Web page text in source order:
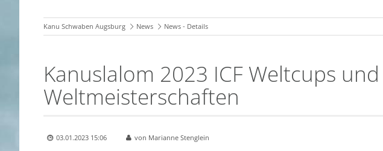
Kanu Schwaben Augsburg News News - Details
Kanuslalom 2023 ICF Weltcups und
Weltmeisterschaften
03.01.2023 15:06 von Marianne Stenglein